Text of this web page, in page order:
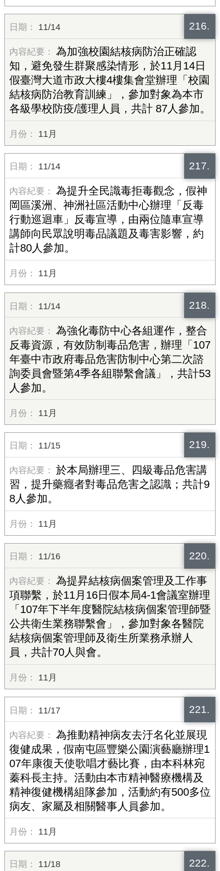
216.
11/14
為加強校園結核病防治正確認
知，避免發生群聚感染情形，於11月14日
假臺灣大道市政大樓4樓集會堂辦理「校園
結核病防治教育訓練」，參加對象為本市
各級學校防疫/護理人員，共計 87人參加。
11月
217.
11/14
為提升全民識毒拒毒觀念，假神
岡區溪洲、神洲社區活動中心辦理「反毒
行動巡迴車」反毒宣導，由兩位隨車宣導
講師向民眾說明毒品議題及毒害影響，約
計80人參加。
11月
218.
11/14
為強化毒防中心各組運作，整合
反毒資源，有效防制毒品危害，辦理「107
年臺中市政府毒品危害防制中心第二次諮
詢委員會暨第4季各組聯繫會議」，共計53
人參加。
11月
219.
11/15
於本局辦理三、四級毒品危害講
習，提升藥癮者對毒品危害之認識；共計9
8人參加。
11月
220.
11/16
為提昇結核病個案管理及工作事
項聯繫，於11月16日假本局4-1會議室辦理
「107年下半年度醫院結核病個案管理師暨
公共衛生業務聯繫會」，參加對象各醫院
結核病個案管理師及衛生所業務承辦人
員，共計70人與會。
11月
221.
11/17
為推動精神病友去汙名化並展現
復健成果，假南屯區豐樂公園演藝廳辦理1
07年康復天使歌唱才藝比賽，由本科林宛
蓁科長主持。活動由本市精神醫療機構及
精神復健機構組隊參加，活動約有500多位
病友、家屬及相關醫事人員參加。
11月
222.
11/18